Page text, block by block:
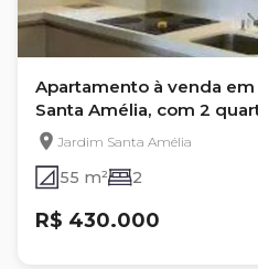
Apartamento à venda
Santa Amélia, com 2
Jardim Santa Amélia
55 m² 2
R$ 430.000